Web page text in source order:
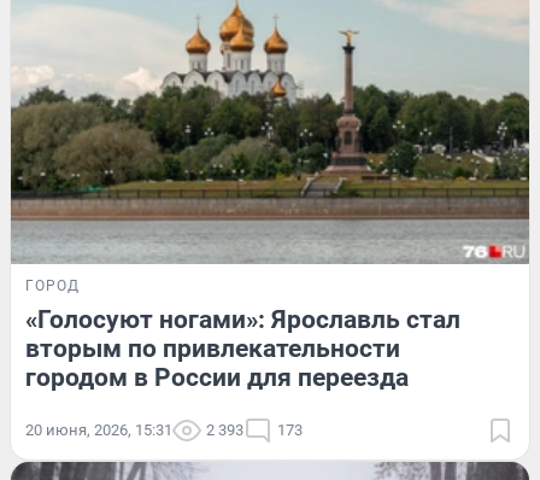
ГОРОД
«Голосуют ногами»: Ярославль стал
вторым по привлекательности
городом в России для переезда
20 июня, 2026, 15:31 2 393 173